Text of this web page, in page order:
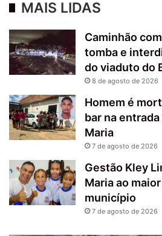
MAIS LIDAS
Caminhão
tomba e
do viaduto do
8 de agosto de 2026
Homem é
bar na
Maria
7 de agosto de 2026
Gestão Kley
Maria ao
município
7 de agosto de 2026